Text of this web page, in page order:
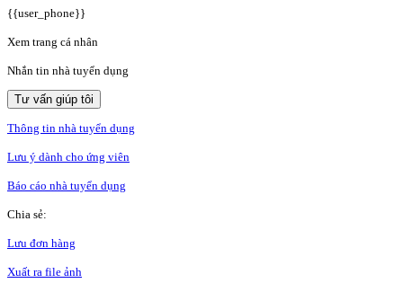
{{user_phone}}
Xem trang cá nhân
Nhắn tin nhà tuyển dụng
Tư vấn giúp tôi
Thông tin nhà tuyển dụng
Lưu ý dành cho ứng viên
Báo cáo nhà tuyển dụng
Chia sẻ:
Lưu đơn hàng
Xuất ra file ảnh